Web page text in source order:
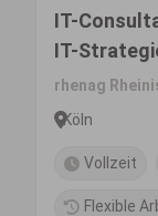
IT-
IT-
rhenag
Köln
Vollzeit
Flexible